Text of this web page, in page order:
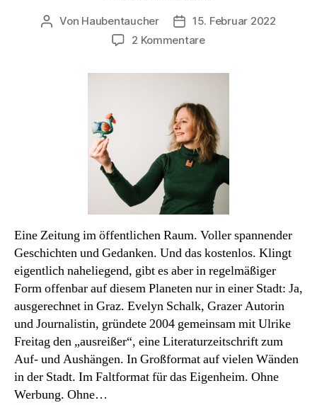
Beitragsautor
Von Haubentaucher Veröffentlichungsdatum
15. Februar 2022
2 Kommentarezu
Evelyn
der
Mauer
lauern
die
Gedanken.
Eine Zeitung im öffentlichen Raum. Voller spannender
Geschichten und Gedanken. Und das kostenlos. Klingt
eigentlich naheliegend, gibt es aber in regelmäßiger
Form offenbar auf diesem Planeten nur in einer Stadt: Ja,
ausgerechnet in Graz. Evelyn Schalk, Grazer Autorin
und Journalistin, gründete 2004 gemeinsam mit Ulrike
Freitag den „ausreißer“, eine Literaturzeitschrift zum
Auf- und Aushängen. In Großformat auf vielen Wänden
in der Stadt. Im Faltformat für das Eigenheim. Ohne
Werbung. Ohne…